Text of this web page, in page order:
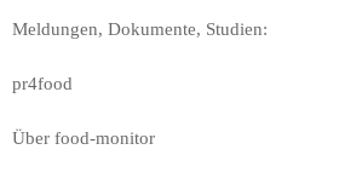
Meldungen, Dokumente, Studien:
pr4food
Über food-monitor